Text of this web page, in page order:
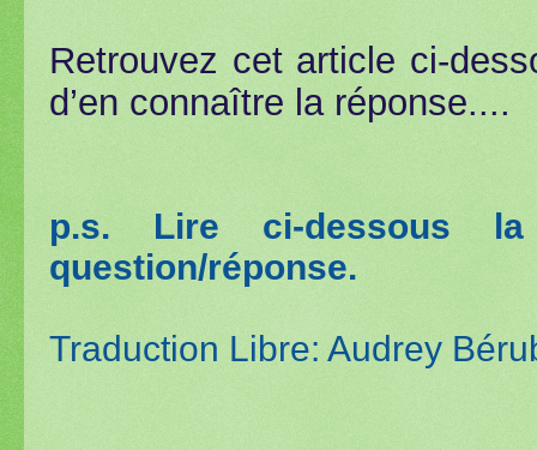
Retrouvez cet article ci-
d’en connaître la réponse....
p.s. Lire ci-dessous
question/réponse.
Traduction Libre: Audrey